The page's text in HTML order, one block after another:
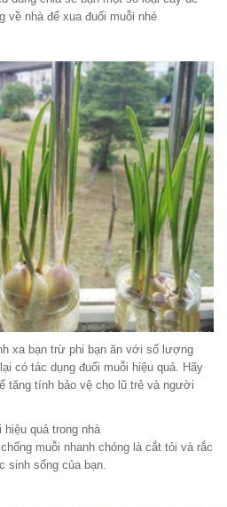
về nhà để xua đuổi muỗi nhé
xa bạn trừ phi bạn ăn với số lượng
có tác dụng đuổi muỗi hiệu quả. Hãy
tăng tính bảo vệ cho lũ trẻ và người
quả trong nhà
muỗi nhanh chóng là cắt tỏi và rắc
sinh sống của bạn.